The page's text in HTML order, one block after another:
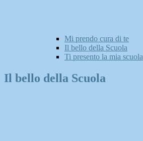
Mi prendo cura di te
Il bello della Scuola
Ti presento la mia scuola
Il bello della Scuola